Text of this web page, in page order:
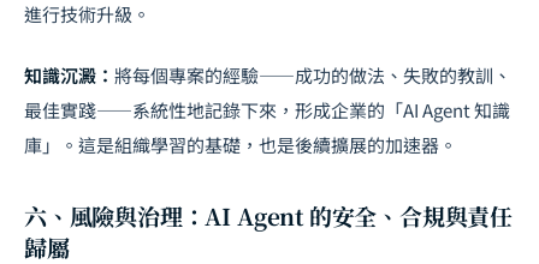
進行技術升級。
知識沉澱： 將每個專案的經驗——成功的做法、失敗的教訓、
最佳實踐——系統性地記錄下來，形成企業的「AI Agent 知識
庫」。這是組織學習的基礎，也是後續擴展的加速器。
六、風險與治理：AI Agent 的安全、合規與責任
歸屬